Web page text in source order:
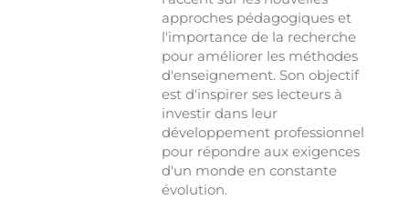
approches pédagogiques et
l'importance de la recherche
pour améliorer les méthodes
d'enseignement. Son objectif
est d'inspirer ses lecteurs à
investir dans leur
développement professionnel
pour répondre aux exigences
d'un monde en constante
évolution.